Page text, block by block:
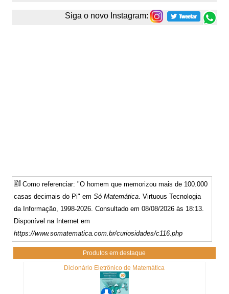
Siga o novo Instagram:
Como referenciar: "O homem que memorizou mais de 100.000
casas decimais do Pi" emSó Matemática. Virtuous Tecnologia
da Informação, 1998-2026. Consultado em 08/08/2026 às 18:13.
Disponível na Internet em
https://www.somatematica.com.br/curiosidades/c116.php
Produtos em destaque
Dicionário Eletrônico de Matemática